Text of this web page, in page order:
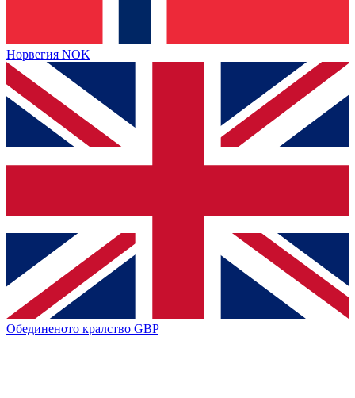
Норвегия NOK
Обединеното кралство GBP